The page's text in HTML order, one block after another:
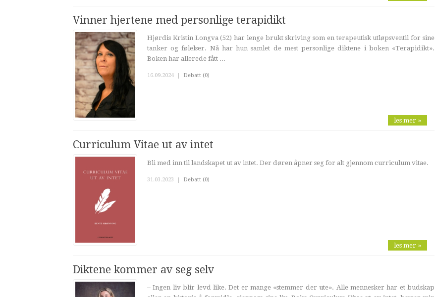
Vinner hjertene med personlige terapidikt
Hjørdis Kristin Longva (52) har lenge brukt skriving som en terapeutisk utløpsventil for sine
tanker og følelser. Nå har hun samlet de mest personlige diktene i boken «Terapidikt».
Boken har allerede fått ...
16.09.2024 Debatt (0)
les mer »
Curriculum Vitae ut av intet
Bli med inn til landskapet ut av intet. Der døren åpner seg for alt gjennom curriculum vitae.
31.03.2023 | Debatt (0)
les mer »
Diktene kommer av seg selv
– Ingen liv blir levd like. Det er mange «stemmer der ute». Alle mennesker har et budskap